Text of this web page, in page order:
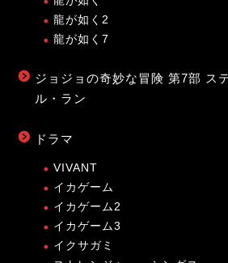
龍が如く2
龍が如く7
ジョジョの奇妙な冒険 第7部 ス
ル・ラン
ドラマ
VIVANT
イカゲーム
イカゲーム2
イカゲーム3
イクサガミ